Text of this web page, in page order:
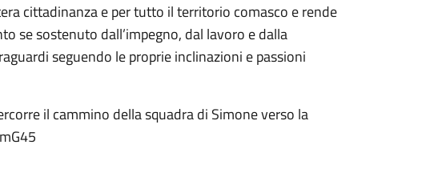
cittadinanza e per tutto il territorio comasco e rende
se sostenuto dall’impegno, dal lavoro e dalla
seguendo le proprie inclinazioni e passioni
il cammino della squadra di Simone verso la